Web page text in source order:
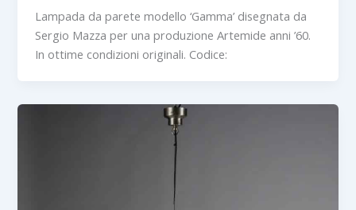
Lampada da parete modello ‘Gamma’ disegnata da
Sergio Mazza per una produzione Artemide anni ’60.
In ottime condizioni originali. Codice: